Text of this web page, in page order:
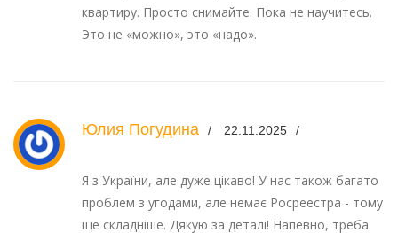
квартиру. Просто снимайте. Пока не научитесь.
Это не «можно», это «надо».
Юлия Погудина 22.11.2025
Я з України, але дуже цікаво! У нас також багато
проблем з угодами, але немає Росреестра - тому
ще складніше. Дякую за деталі! Напевно, треба